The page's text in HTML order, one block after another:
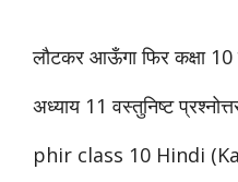
लौटकर आऊँगा फिर कक्षा 10
अध्याय 11 वस्तुनिष्ट
phir class 10 Hindi